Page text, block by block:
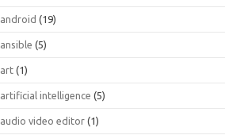
android (19)
ansible (5)
art (1)
artificial intelligence (5)
audio video editor (1)